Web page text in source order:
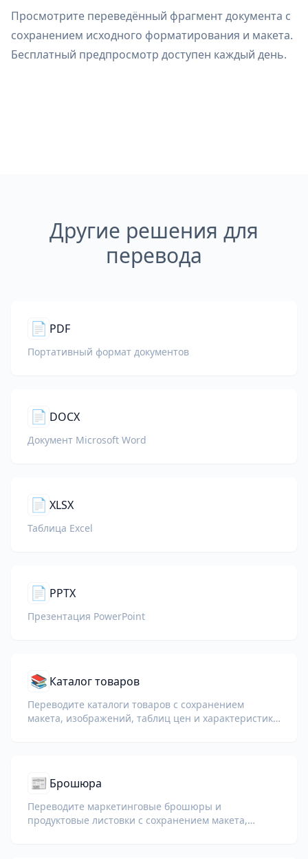
Просмотрите переведённый фрагмент документа с
сохранением исходного форматирования и макета.
Бесплатный предпросмотр доступен каждый день.
Другие решения для
перевода
📄 PDF
Портативный формат документов
📄 DOCX
Документ Microsoft Word
📄 XLSX
Таблица Excel
📄 PPTX
Презентация PowerPoint
📚 Каталог товаров
Переводите каталоги товаров с сохранением
макета, изображений, таблиц цен и характеристик
📰 Брошюра
Переводите маркетинговые брошюры и
продуктовые листовки с сохранением макета,